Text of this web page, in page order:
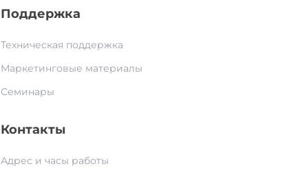
Поддержка
Техническая поддержка
Маркетинговые материалы
Семинары
Контакты
Адрес и часы работы